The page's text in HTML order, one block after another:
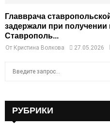
Главврача
задержали при получении
Ставрополь...
От Кристина Волкова 27.05.2026
РУБРИКИ